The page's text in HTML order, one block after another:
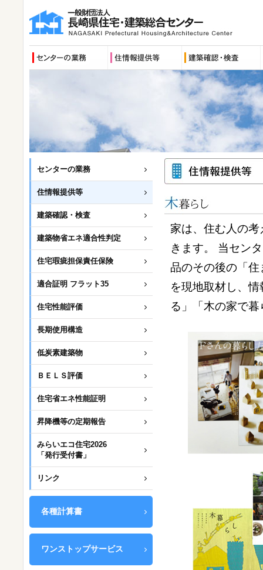
センターの業務
住情報提供等
建築確認・検査
建築物省エネ適合性判定
住宅瑕疵担保責任保険
適合証明 フラット35
住宅性能評価
長期使用構造
低炭素建築物
ＢＥＬＳ評価
住宅省エネ性能証明
昇降機等の定期報告
みらいエコ住宅2026
「発行受付書」
リンク
各種計算書
ワンストップサービス
家は、住む人の
きます。 当セン
品のその後の「
を現地取材し、情
る」「木の家で